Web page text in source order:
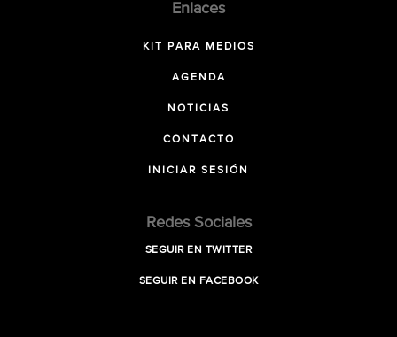
Enlaces
KIT PARA MEDIOS
AGENDA
NOTICIAS
CONTACTO
INICIAR SESIÓN
Redes Sociales
SEGUIR EN TWITTER
SEGUIR EN FACEBOOK